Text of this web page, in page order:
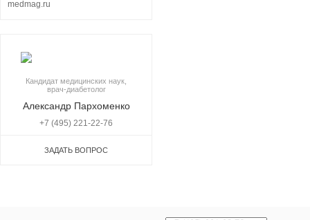
Кандидат медицинских наук,
врач-диабетолог
Александр Пархоменко
+7 (495) 221-22-76
ЗАДАТЬ ВОПРОС